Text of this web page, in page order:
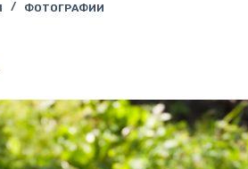
ФОТОГРАФИИ